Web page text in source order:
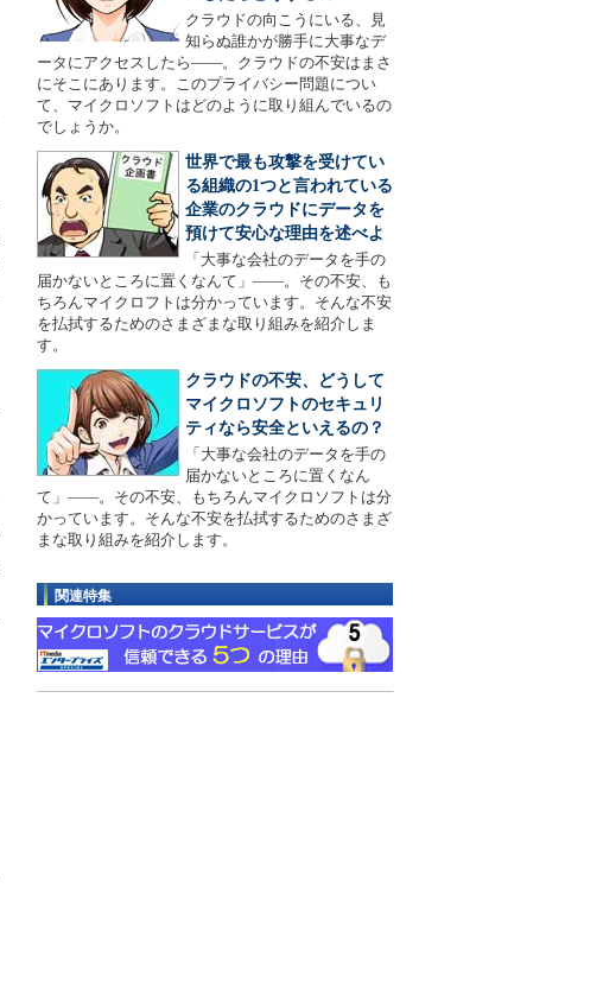
クラウドの向こうにいる、見
知らぬ誰かが勝手に大事なデ
ータにアクセスしたら――。クラウドの不安はまさ
にそこにあります。このプライバシー問題につい
て、マイクロソフトはどのように取り組んでいるの
でしょうか。
世界で最も攻撃を受けてい
る組織の1つと言われている
企業のクラウドにデータを
預けて安心な理由を述べよ
「大事な会社のデータを手の
届かないところに置くなんて」――。その不安、も
ちろんマイクロフトは分かっています。そんな不安
を払拭するためのさまざまな取り組みを紹介しま
す。
クラウドの不安、どうして
マイクロソフトのセキュリ
ティなら安全といえるの？
「大事な会社のデータを手の
届かないところに置くなん
て」――。その不安、もちろんマイクロソフトは分
かっています。そんな不安を払拭するためのさまざ
まな取り組みを紹介します。
関連特集